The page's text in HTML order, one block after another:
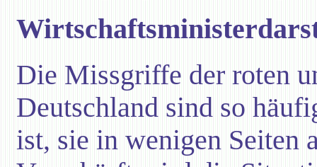
Die Missgriffe der roten
Deutschland sind so
ist, sie in wenigen Seiten